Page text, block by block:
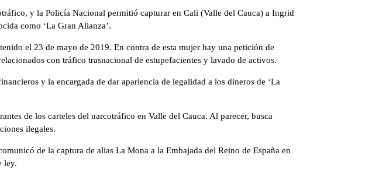
y la Policía Nacional permitió capturar en Cali (Valle del Cauca) a Ingrid
como ‘La Gran Alianza’.
el 23 de mayo de 2019. En contra de esta mujer hay una petición de
con tráfico trasnacional de estupefacientes y lavado de activos.
y la encargada de dar apariencia de legalidad a los dineros de ‘La
de los carteles del narcotráfico en Valle del Cauca. Al parecer, busca
ilegales.
de la captura de alias La Mona a la Embajada del Reino de España en
ley.